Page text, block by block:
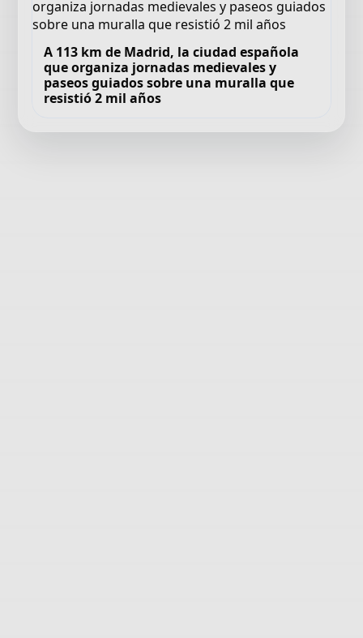
A 113 km de Madrid, la ciudad española
que organiza jornadas medievales y
paseos guiados sobre una muralla que
resistió 2 mil años